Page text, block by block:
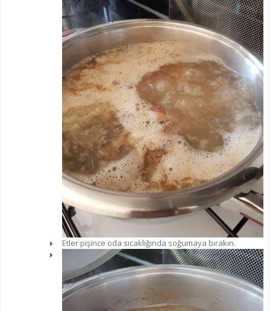
Etler pişince oda sıcaklığında soğumaya bırakın.